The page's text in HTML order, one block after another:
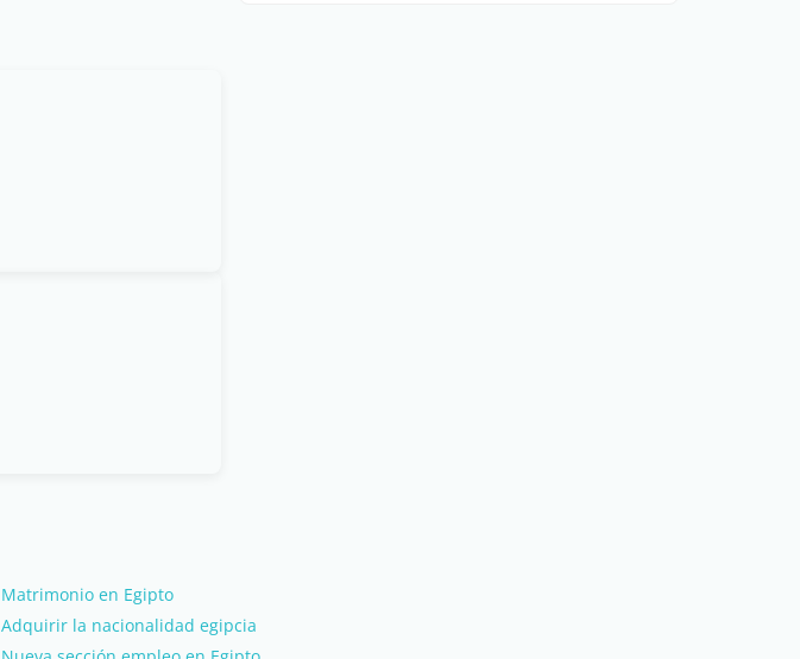
Matrimonio en Egipto
Adquirir la nacionalidad egipcia